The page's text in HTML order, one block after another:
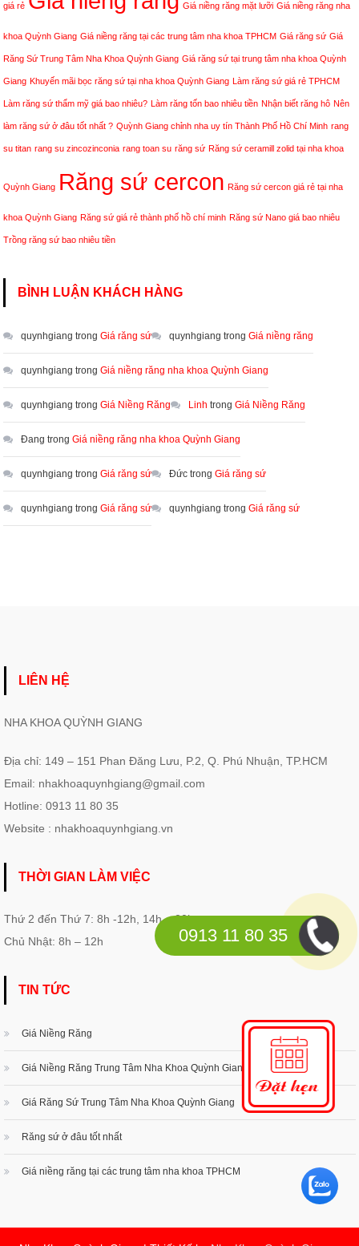
giá rẻ Giá niềng răng mặt lưỡi Giá niềng răng nha
khoa Quỳnh Giang Giá niềng răng tại các trung tâm nha khoa TPHCM Giá răng sứ Giá
Răng Sứ Trung Tâm Nha Khoa Quỳnh Giang Giá răng sứ tại trung tâm nha khoa Quỳnh
Giang Khuyến mãi bọc răng sứ tại nha khoa Quỳnh Giang Làm răng sứ giá rẻ TPHCM
Làm răng sứ thẩm mỹ giá bao nhiêu? Làm răng tốn bao nhiêu tiền Nhận biết răng hô Nên
làm răng sứ ở đâu tốt nhất ? Quỳnh Giang chỉnh nha uy tín Thành Phố Hồ Chí Minh rang
su titan rang su zincozinconia rang toan su răng sứ Răng sứ ceramill zolid tại nha khoa
Quỳnh Giang Răng sứ cercon Răng sứ cercon giá rẻ tại nha
khoa Quỳnh Giang Răng sứ giá rẻ thành phố hồ chí minh Răng sứ Nano giá bao nhiêu
Trồng răng sứ bao nhiêu tiền
BÌNH LUẬN KHÁCH HÀNG
quynhgiang trongGiá răng sứ quynhgiang trongGiá niềng răng
quynhgiang trongGiá niềng răng nha khoa Quỳnh Giang
quynhgiang trongGiá Niềng Răng Linh trongGiá Niềng Răng
Đang trongGiá niềng răng nha khoa Quỳnh Giang
quynhgiang trongGiá răng sứ Đức trongGiá răng sứ
quynhgiang trongGiá răng sứ quynhgiang trongGiá răng sứ
0913 11 80 35
LIÊN HỆ
NHA KHOA QUỲNH GIANG
Địa chỉ: 149 – 151 Phan Đăng Lưu, P.2, Q. Phú Nhuận, TP.HCM
Email: nhakhoaquynhgiang@gmail.com
Hotline: 0913 11 80 35
Website : nhakhoaquynhgiang.vn
THỜI GIAN LÀM VIỆC
Thứ 2 đến Thứ 7: 8h -12h, 14h – 20h
Chủ Nhật: 8h – 12h
TIN TỨC
Giá Niềng Răng
Giá Niềng Răng Trung Tâm Nha Khoa Quỳnh Giang
Giá Răng Sứ Trung Tâm Nha Khoa Quỳnh Giang
Răng sứ ở đâu tốt nhất
Giá niềng răng tại các trung tâm nha khoa TPHCM